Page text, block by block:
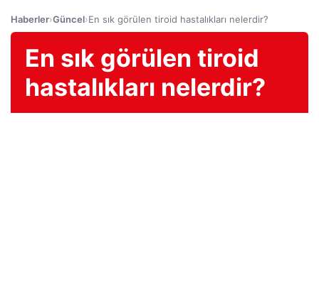
Haberler›Güncel›En sık görülen tiroid hastalıkları nelerdir?
En sık görülen tiroid
hastalıkları nelerdir?